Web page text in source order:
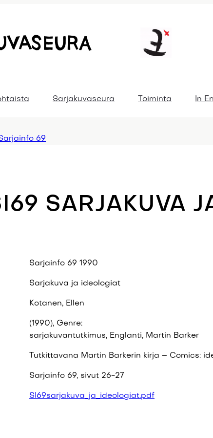
Sarjakuvaseura Toiminta In
69
SARJAKUVA
Sarjainfo 69 1990
Sarjakuva ja ideologiat
Kotanen, Ellen
(1990), Genre:
sarjakuvantutkimus, Englanti, Martin Barker
Tutkittavana Martin Barkerin kirja – Comics:
Sarjainfo 69, sivut 26-27
SI69sarjakuva_ja_ideologiat.pdf